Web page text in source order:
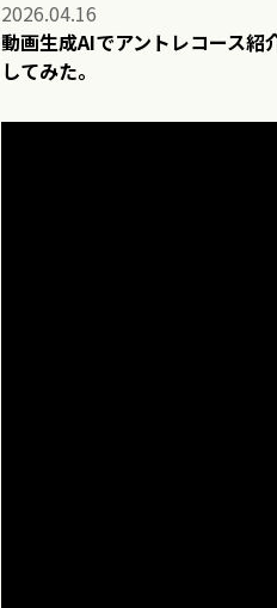
2026.04.16
動画生成AIでアントレコース紹
してみた。